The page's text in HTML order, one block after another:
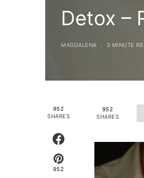
Detox –
MAGDALENA 3 MINUTE
952
SHARES
952
952
SHARES